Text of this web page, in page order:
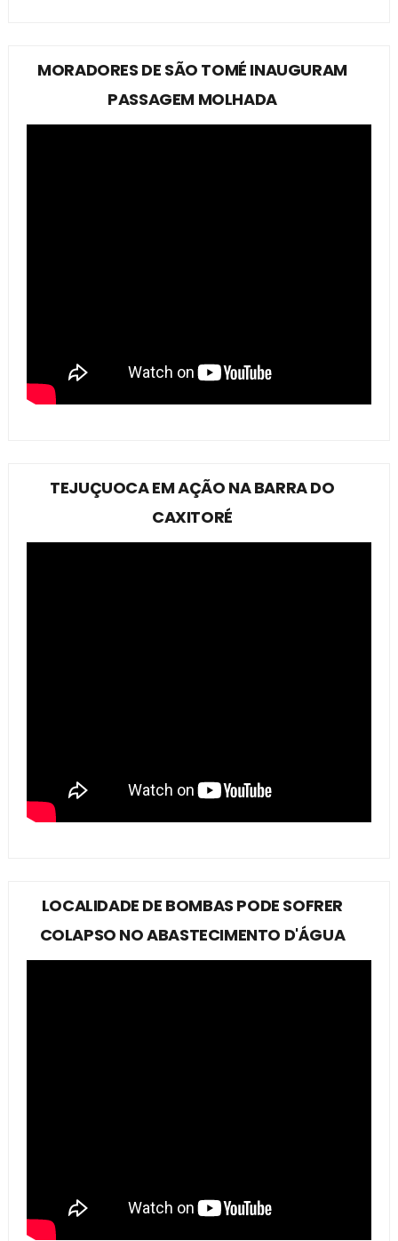
MORADORES DE SÃO TOMÉ INAUGURAM
PASSAGEM MOLHADA
TEJUÇUOCA EM AÇÃO NA BARRA DO
CAXITORÉ
LOCALIDADE DE BOMBAS PODE SOFRER
COLAPSO NO ABASTECIMENTO D'ÁGUA